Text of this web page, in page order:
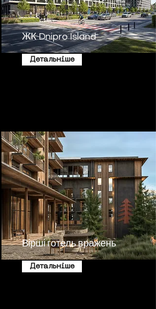
ЖК Dnipro Island
Детальніше
Вірші готель вражень
Детальніше